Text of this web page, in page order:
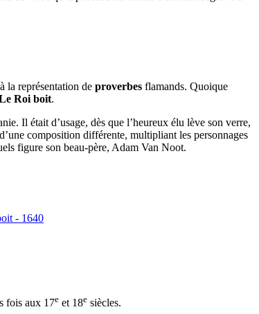
la représentation de proverbes flamands. Quoique
Roi boit.
Il était d’usage, dès que l’heureux élu lève son verre,
composition différente, multipliant les personnages
figure son beau-père, Adam Van Noot.
fois aux 17e et 18e siècles.